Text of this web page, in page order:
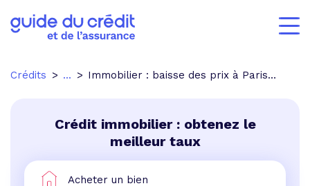
Crédits ... Immobilier : baisse des prix à Paris depuis le début de l'été
Crédit immobilier : obtenez le
meilleur taux
Acheter un bien